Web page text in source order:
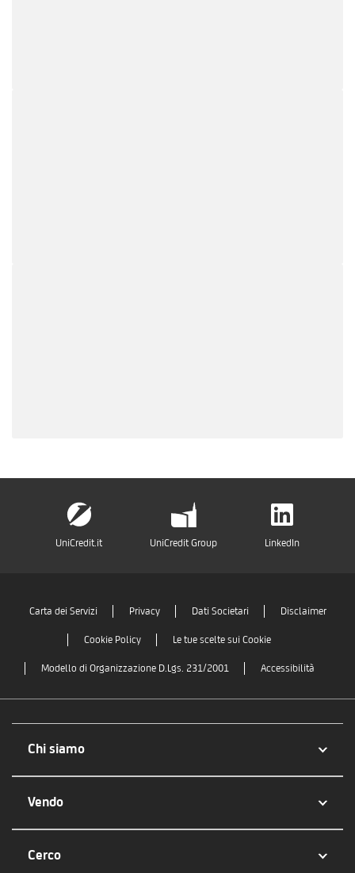
UniCredit.it UniCredit Group LinkedIn
Carta dei Servizi Privacy Dati Societari Disclaimer
Cookie Policy Le tue scelte sui Cookie
Modello di Organizzazione D.Lgs. 231/2001 Accessibilità
Chi siamo
Vendo
Cerco